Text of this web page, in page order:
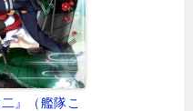
二』（艦隊こ